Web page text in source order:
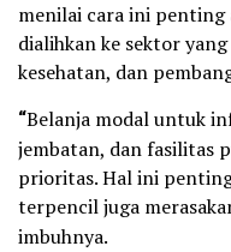
menilai cara ini
dialihkan ke sektor
kesehatan, dan
“Belanja modal untuk
jembatan, dan fasilitas
prioritas. Hal ini
terpencil juga
imbuhnya.